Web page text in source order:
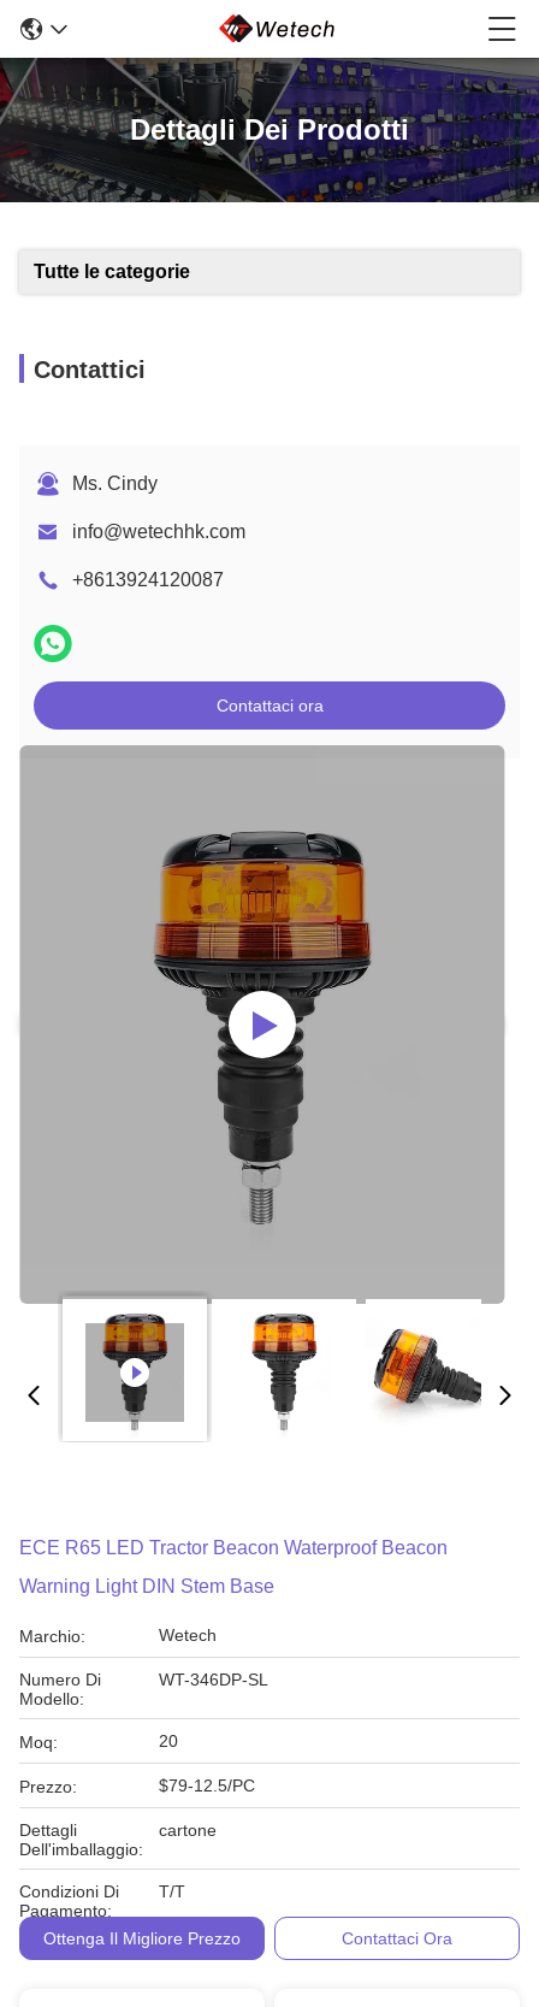
Dettagli Dei Prodotti
Tutte le categorie
Contattici
Ms. Cindy
info@wetechhk.com
+8613924120087
Contattaci ora
ECE R65 LED Tractor Beacon Waterproof Beacon
Warning Light DIN Stem Base
Marchio: Wetech
Numero Di
Modello:
WT-346DP-SL
Moq: 20
Prezzo: $79-12.5/PC
Dettagli
Dell'imballaggio:
cartone
Condizioni Di
Pagamento:
T/T
Ottenga Il Migliore Prezzo Contattaci Ora